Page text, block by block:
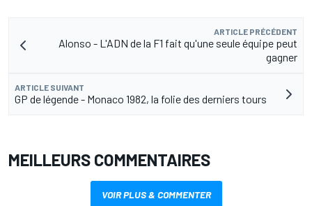
ARTICLE PRÉCÉDENT
Alonso - L'ADN de la F1 fait qu'une seule équipe peut
gagner
ARTICLE SUIVANT
GP de légende - Monaco 1982, la folie des derniers tours
MEILLEURS COMMENTAIRES
VOIR PLUS & COMMENTER